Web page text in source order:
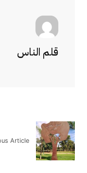
قلم الناس
Article